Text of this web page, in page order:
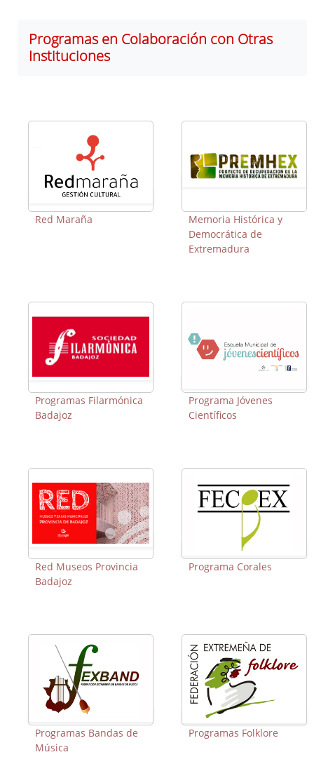
Programas en Colaboración con Otras
Instituciones
Red Maraña
Memoria Histórica y
Democrática de
Extremadura
Programas Filarmónica
Badajoz
Programa Jóvenes
Científicos
Red Museos Provincia
Badajoz
Programa Corales
Programas Bandas de
Música
Programas Folklore